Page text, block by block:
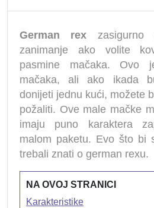
German rex zasigurno
zanimanje ako volite
pasmine mačaka. Ovo
mačaka, ali ako ikada
donijeti jednu kući, možete
požaliti. Ove male mačke
imaju puno karaktera
malom paketu. Evo što bi
trebali znati o german rexu.
NA OVOJ STRANICI
Karakteristike